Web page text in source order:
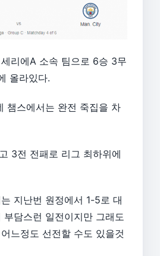
리에A 소속 팀으로 6승 3무
올라있다.
챔스에서는 완전 죽집을 차
3전 전패로 리그 최하위에
지난번 원정에서 1-5로 대
담스런 일전이지만 그래도
느정도 선전할 수도 있을것